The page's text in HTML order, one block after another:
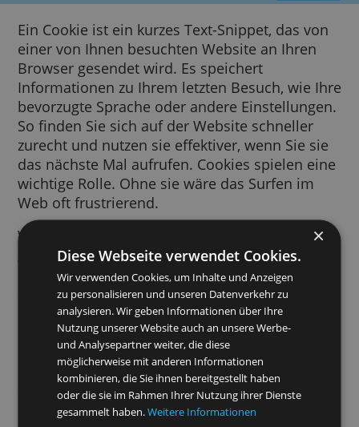
Ein Cookie ist ein kurzes Text-Snippet, das
einer von Ihnen besuchten Website an
Browser gesendet wird. Es speichert
Informationen zu Ihrem letzten Besuch, wie
bevorzugte Sprache oder andere
So finden Sie sich auf der Website schneller
zurecht und nutzen sie effektiver, wenn Sie
das nächste Mal aufrufen. Cookies spielen
wichtige Rolle. Ohne sie wäre das Surfen im
Web oft frustrierend.
Wir verwenden Cookies für viele Zwecke.
greifen beispielsweise auf Cookies zurück,
Ihre SafeSearch-Einstellungen zu
Sie relevantere Anzeigen zu schalten,
Besucherzahlen pro Seite zu erfassen, Sie
der Anmeldung in unseren Diensten zu
Diese Webseite verwendet Cookies.
Wir verwenden Cookies, um Inhalte und Anzeigen
zu personalisieren und unseren Datenverkehr zu
analysieren. Wir geben Informationen über Ihre
Nutzung unserer Website auch an unsere Werbe-